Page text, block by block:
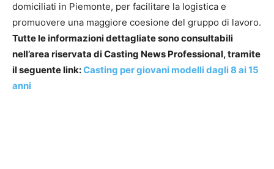
domiciliati in Piemonte, per facilitare la logistica e
promuovere una maggiore coesione del gruppo di lavoro.
Tutte le informazioni dettagliate sono consultabili
nell’area riservata di Casting News Professional, tramite
il seguente link:Casting per giovani modelli dagli 8 ai 15
anni